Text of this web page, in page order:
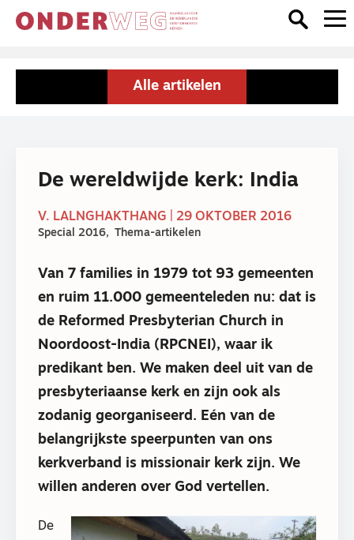
Alle artikelen
De wereldwijde kerk: India
V. LALNGHAKTHANG | 29 OKTOBER 2016
Special 2016 Thema-artikelen
Van 7 families in 1979 tot 93 gemeenten
en ruim 11.000 gemeenteleden nu: dat is
de Reformed Presbyterian Church in
Noordoost-India (RPCNEI), waar ik
predikant ben. We maken deel uit van de
presbyteriaanse kerk en zijn ook als
zodanig georganiseerd. Eén van de
belangrijkste speerpunten van ons
kerkverband is missionair kerk zijn. We
willen anderen over God vertellen.
De